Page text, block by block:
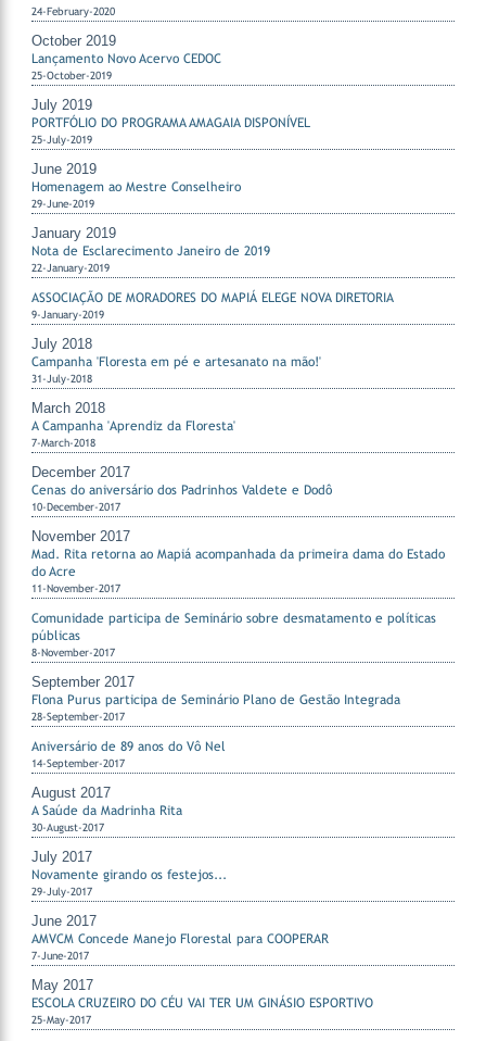
24-February-2020
October 2019
Lançamento Novo Acervo CEDOC
25-October-2019
July 2019
PORTFÓLIO DO PROGRAMA AMAGAIA DISPONÍVEL
25-July-2019
June 2019
Homenagem ao Mestre Conselheiro
29-June-2019
January 2019
Nota de Esclarecimento Janeiro de 2019
22-January-2019
ASSOCIAÇÃO DE MORADORES DO MAPIÁ ELEGE NOVA DIRETORIA
9-January-2019
July 2018
Campanha 'Floresta em pé e artesanato na mão!'
31-July-2018
March 2018
A Campanha 'Aprendiz da Floresta'
7-March-2018
December 2017
Cenas do aniversário dos Padrinhos Valdete e Dodô
10-December-2017
November 2017
Mad. Rita retorna ao Mapiá acompanhada da primeira dama do Estado
do Acre
11-November-2017
Comunidade participa de Seminário sobre desmatamento e políticas
públicas
8-November-2017
September 2017
Flona Purus participa de Seminário Plano de Gestão Integrada
28-September-2017
Aniversário de 89 anos do Vô Nel
14-September-2017
August 2017
A Saúde da Madrinha Rita
30-August-2017
July 2017
Novamente girando os festejos...
29-July-2017
June 2017
AMVCM Concede Manejo Florestal para COOPERAR
7-June-2017
May 2017
ESCOLA CRUZEIRO DO CÉU VAI TER UM GINÁSIO ESPORTIVO
25-May-2017